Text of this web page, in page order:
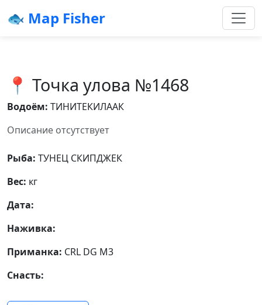
🐟 Map Fisher
📍 Точка улова №1468
Водоём: ТИНИТЕКИЛААК
Описание отсутствует
Рыба: ТУНЕЦ СКИПДЖЕК
Вес: кг
Дата:
Наживка:
Приманка: CRL DG M3
Снасть: